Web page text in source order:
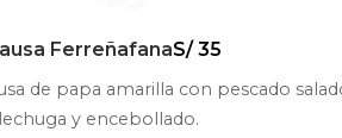
FerreñafanaS/ 35
de papa amarilla con pescado
y encebollado.